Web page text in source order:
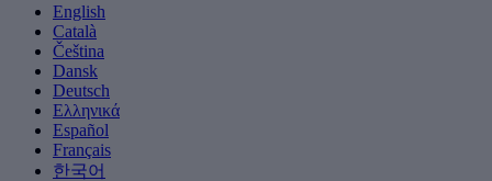
English
Català
Čeština
Dansk
Deutsch
Ελληνικά
Español
Français
한국어